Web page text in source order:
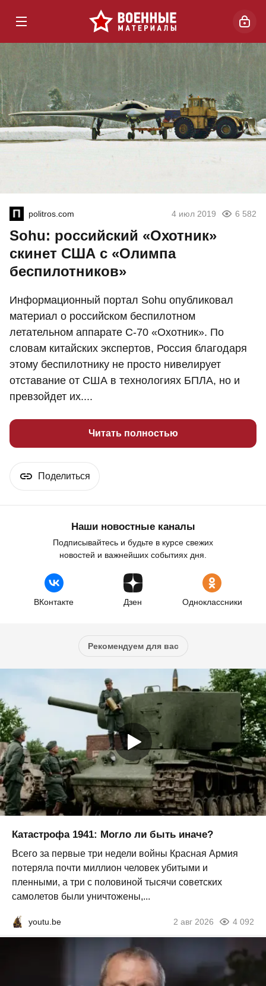
politros.com 4 июл 2019 6 582
Sohu: российский «Охотник»
скинет США с «Олимпа
беспилотников»
Информационный портал Sohu опубликовал
материал о российском беспилотном
летательном аппарате С-70 «Охотник». По
словам китайских экспертов, Россия благодаря
этому беспилотнику не просто нивелирует
отставание от США в технологиях БПЛА, но и
превзойдет их....
Читать полностью
Поделиться
Наши новостные каналы
Подписывайтесь и будьте в курсе свежих
новостей и важнейших событиях дня.
ВКонтакте Дзен Одноклассники
Рекомендуем для вас
Катастрофа 1941: Могло ли быть иначе?
Всего за первые три недели войны Красная Армия
потеряла почти миллион человек убитыми и
пленными, а три с половиной тысячи советских
самолетов были уничтожены,...
youtu.be 2 авг 2026 4 092